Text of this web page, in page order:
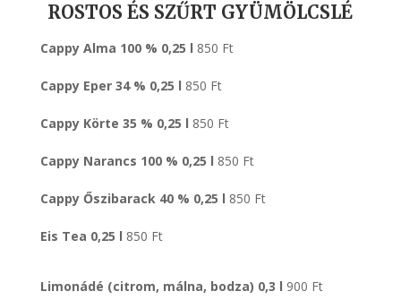
ROSTOS ÉS SZŰRT GYÜMÖLCSLÉ
Cappy Alma 100 % 0,25 l 850 Ft
Cappy Eper 34 % 0,25 l 850 Ft
Cappy Körte 35 % 0,25 l 850 Ft
Cappy Narancs 100 % 0,25 l 850 Ft
Cappy Őszibarack 40 % 0,25 l 850 Ft
Eis Tea 0,25 l 850 Ft
Limonádé (citrom, málna, bodza) 0,3 l 900 Ft